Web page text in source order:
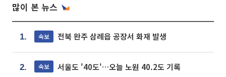
많이 본 뉴스
1. 속보 전북 완주 삼례읍 공장서 화재 발생
2. 속보 서울도 '40도'…오늘 노원 40.2도 기록